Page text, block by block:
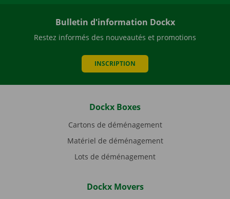
Bulletin d'information Dockx
Restez informés des nouveautés et promotions
INSCRIPTION
Dockx Boxes
Cartons de déménagement
Matériel de déménagement
Lots de déménagement
Dockx Movers